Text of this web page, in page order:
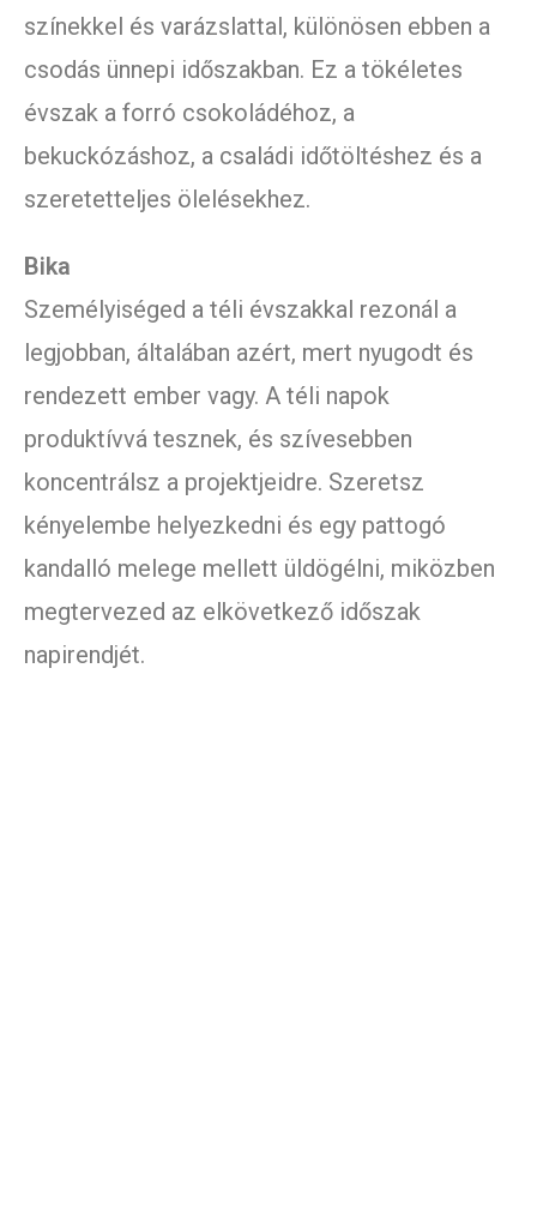
színekkel és varázslattal, különösen ebben a
csodás ünnepi időszakban. Ez a tökéletes
évszak a forró csokoládéhoz, a
bekuckózáshoz, a családi időtöltéshez és a
szeretetteljes ölelésekhez.
Bika
Személyiséged a téli évszakkal rezonál a
legjobban, általában azért, mert nyugodt és
rendezett ember vagy. A téli napok
produktívvá tesznek, és szívesebben
koncentrálsz a projektjeidre. Szeretsz
kényelembe helyezkedni és egy pattogó
kandalló melege mellett üldögélni, miközben
megtervezed az elkövetkező időszak
napirendjét.